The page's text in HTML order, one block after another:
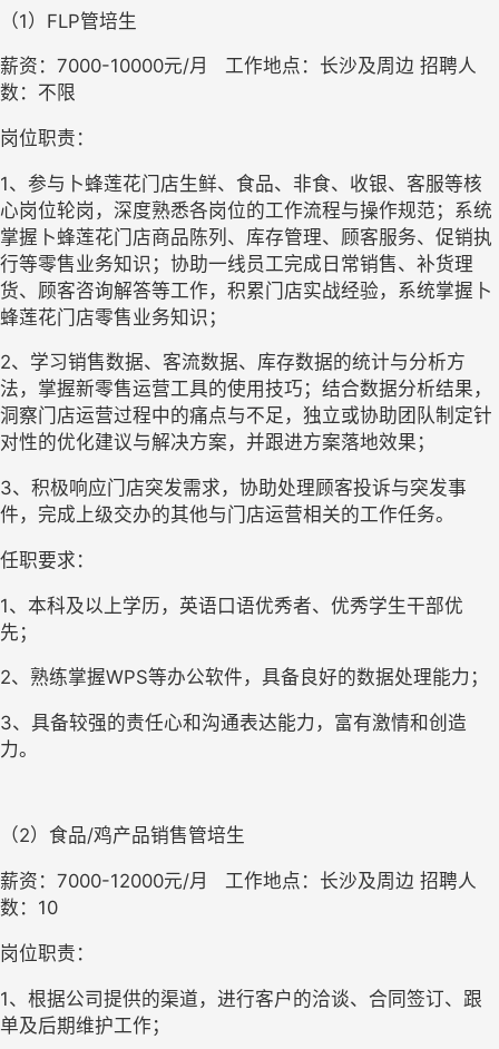
（1）FLP管培生
薪资：7000-10000元/月   工作地点：长沙及周边 招聘人
数：不限
岗位职责：
1、参与卜蜂莲花门店生鲜、食品、非食、收银、客服等核
心岗位轮岗，深度熟悉各岗位的工作流程与操作规范；系统
掌握卜蜂莲花门店商品陈列、库存管理、顾客服务、促销执
行等零售业务知识；协助一线员工完成日常销售、补货理
货、顾客咨询解答等工作，积累门店实战经验，系统掌握卜
蜂莲花门店零售业务知识；
2、学习销售数据、客流数据、库存数据的统计与分析方
法，掌握新零售运营工具的使用技巧；结合数据分析结果，
洞察门店运营过程中的痛点与不足，独立或协助团队制定针
对性的优化建议与解决方案，并跟进方案落地效果；
3、积极响应门店突发需求，协助处理顾客投诉与突发事
件，完成上级交办的其他与门店运营相关的工作任务。
任职要求：
1、本科及以上学历，英语口语优秀者、优秀学生干部优
先；
2、熟练掌握WPS等办公软件，具备良好的数据处理能力；
3、具备较强的责任心和沟通表达能力，富有激情和创造
力。
（2）食品/鸡产品销售管培生
薪资：7000-12000元/月   工作地点：长沙及周边 招聘人
数：10
岗位职责：
1、根据公司提供的渠道，进行客户的洽谈、合同签订、跟
单及后期维护工作；